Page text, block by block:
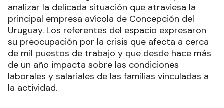
analizar la delicada situación que atraviesa la
principal empresa avícola de Concepción del
Uruguay. Los referentes del espacio expresaron
su preocupación por la crisis que afecta a cerca
de mil puestos de trabajo y que desde hace más
de un año impacta sobre las condiciones
laborales y salariales de las familias vinculadas a
la actividad.